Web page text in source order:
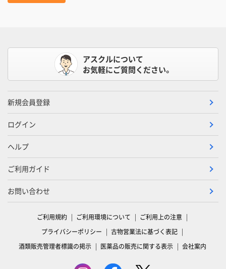
アスクルについて
お気軽にご質問ください。
新規会員登録
ログイン
ヘルプ
ご利用ガイド
お問い合わせ
ご利用規約 ご利用環境について
ご利用上の注意
プライバシーポリシー
古物営業法に基づく表記
酒類販売管理者標識の掲示
医薬品の販売に関する表示 会社案内